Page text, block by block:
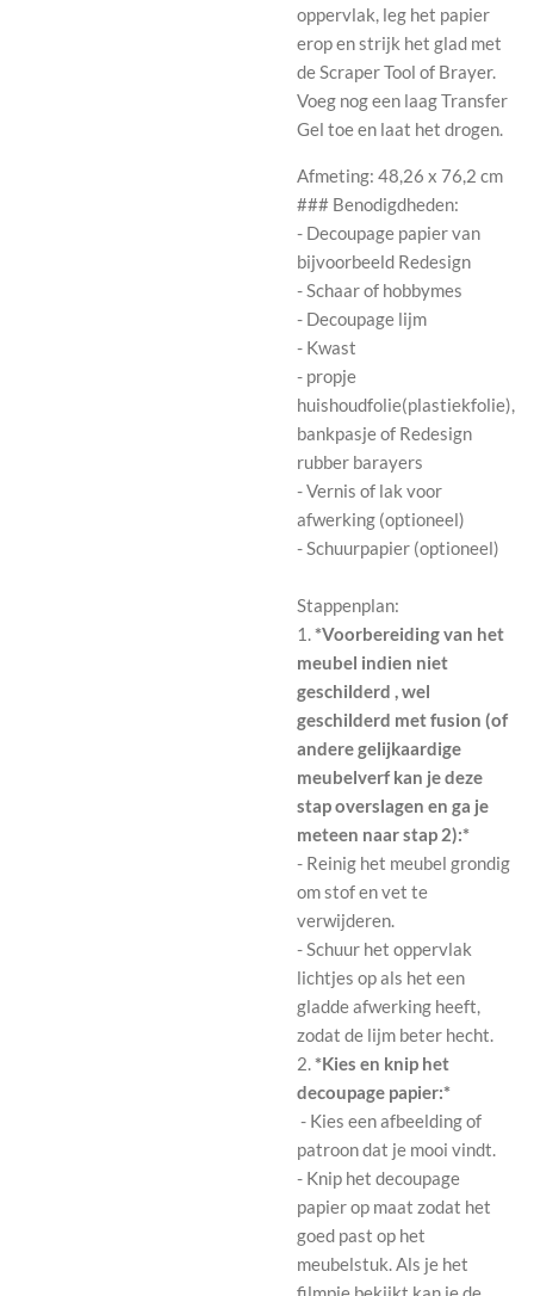
oppervlak, leg het papier
erop en strijk het glad met
de Scraper Tool of Brayer.
Voeg nog een laag Transfer
Gel toe en laat het drogen.
Afmeting: 48,26 x 76,2 cm
### Benodigdheden:
- Decoupage papier van
bijvoorbeeld Redesign
- Schaar of hobbymes
- Decoupage lijm
- Kwast
- propje
huishoudfolie(plastiekfolie),
bankpasje of Redesign
rubber barayers
- Vernis of lak voor
afwerking (optioneel)
- Schuurpapier (optioneel)
Stappenplan:
1.*Voorbereiding van het
meubel indien niet
geschilderd , wel
geschilderd met fusion (of
andere gelijkaardige
meubelverf kan je deze
stap overslagen en ga je
meteen naar stap 2):*
- Reinig het meubel grondig
om stof en vet te
verwijderen.
- Schuur het oppervlak
lichtjes op als het een
gladde afwerking heeft,
zodat de lijm beter hecht.
2.*Kies en knip het
decoupage papier:*
- Kies een afbeelding of
patroon dat je mooi vindt.
- Knip het decoupage
papier op maat zodat het
goed past op het
meubelstuk. Als je het